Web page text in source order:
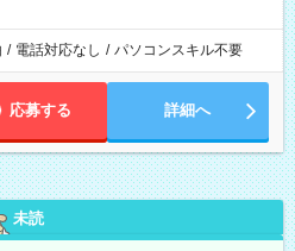
/ 電話対応なし / パソコンスキル不要
応募する 詳細へ
未読